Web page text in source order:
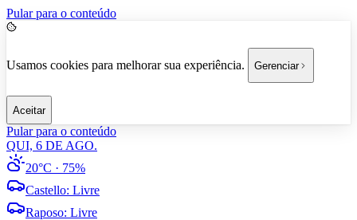
Pular para o conteúdo
Usamos cookies para melhorar sua experiência. Gerenciar
Aceitar
Pular para o conteúdo
QUI, 6 DE AGO.
20°C · 75%
Castello: Livre
Raposo: Livre